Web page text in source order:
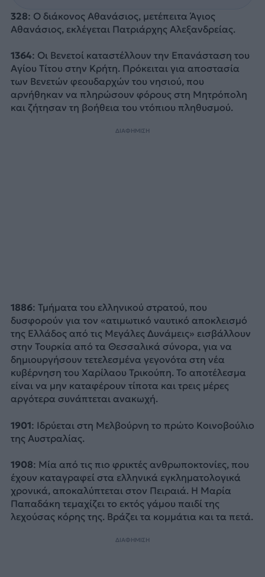
328: Ο διάκονος Αθανάσιος, μετέπειτα Άγιος
Αθανάσιος, εκλέγεται Πατριάρχης Αλεξανδρείας.
1364: Οι Βενετοί καταστέλλουν την Επανάσταση του
Αγίου Τίτου στην Κρήτη. Πρόκειται για αποστασία
των Βενετών φεουδαρχών του νησιού, που
αρνήθηκαν να πληρώσουν φόρους στη Μητρόπολη
και ζήτησαν τη βοήθεια του ντόπιου πληθυσμού.
ΔΙΑΦΗΜΙΣΗ
1886: Τμήματα του ελληνικού στρατού, που
δυσφορούν για τον «ατιμωτικό ναυτικό αποκλεισμό
της Ελλάδος από τις Μεγάλες Δυνάμεις» εισβάλλουν
στην Τουρκία από τα Θεσσαλικά σύνορα, για να
δημιουργήσουν τετελεσμένα γεγονότα στη νέα
κυβέρνηση του Χαρίλαου Τρικούπη. Το αποτέλεσμα
είναι να μην καταφέρουν τίποτα και τρεις μέρες
αργότερα συνάπτεται ανακωχή.
1901: Ιδρύεται στη Μελβούρνη το πρώτο Κοινοβούλιο
της Αυστραλίας.
1908: Μία από τις πιο φρικτές ανθρωποκτονίες, που
έχουν καταγραφεί στα ελληνικά εγκληματολογικά
χρονικά, αποκαλύπτεται στον Πειραιά. Η Μαρία
Παπαδάκη τεμαχίζει το εκτός γάμου παιδί της
λεχούσας κόρης της. Βράζει τα κομμάτια και τα πετά.
ΔΙΑΦΗΜΙΣΗ